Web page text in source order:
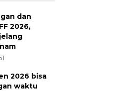
dan
2026,
2026 bisa
waktu